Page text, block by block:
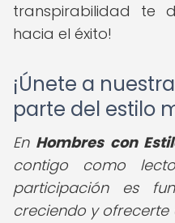
transpirabilidad te
hacia el éxito!
¡Únete a
parte del estilo
En Hombres con
contigo como
participación es
creciendo y ofrecerte